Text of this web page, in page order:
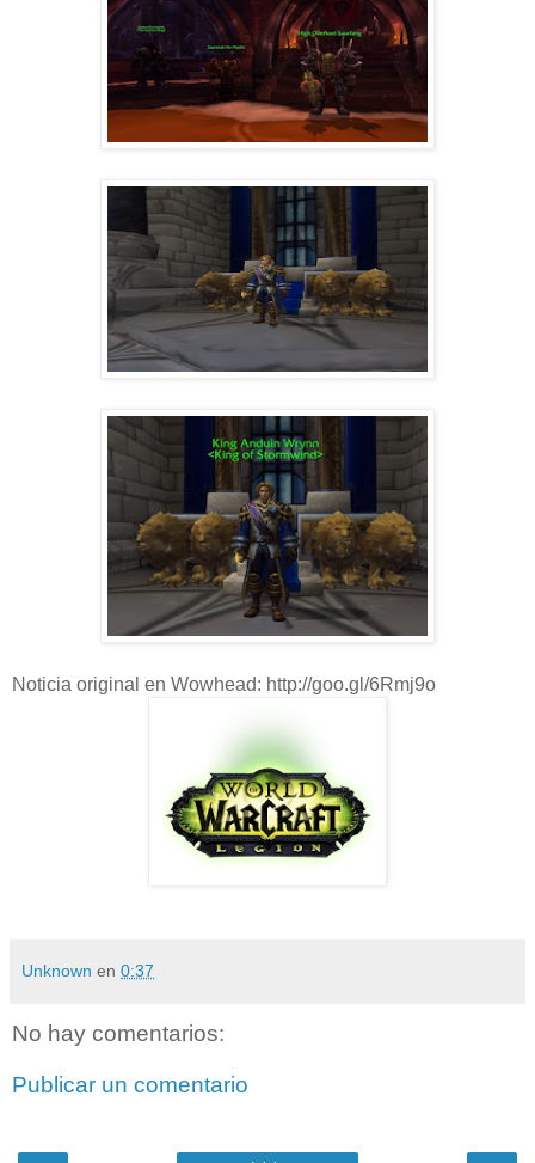
Noticia original en Wowhead: http://goo.gl/6Rmj9o
Unknown en 0:37
No hay comentarios:
Publicar un comentario